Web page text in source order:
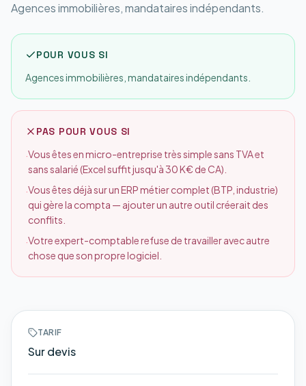
Agences immobilières, mandataires indépendants.
POUR VOUS SI
Agences immobilières, mandataires indépendants.
PAS POUR VOUS SI
·Vous êtes en micro-entreprise très simple sans TVA et
sans salarié (Excel suffit jusqu'à 30 K€ de CA).
·Vous êtes déjà sur un ERP métier complet (BTP, industrie)
qui gère la compta — ajouter un autre outil créerait des
conflits.
·Votre expert-comptable refuse de travailler avec autre
chose que son propre logiciel.
TARIF
Sur devis